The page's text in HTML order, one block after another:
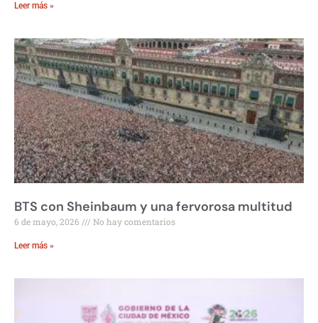
Leer más »
BTS con Sheinbaum y una fervorosa multitud
6 de mayo, 2026 No hay comentarios
Leer más »